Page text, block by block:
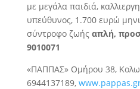
με μεγάλα παιδιά,
υπεύθυνος, 1.700 ευρώ
σύντροφο ζωής απλή,
9010071
«ΠΑΠΠΑΣ» Ομήρου 38,
6944137189,